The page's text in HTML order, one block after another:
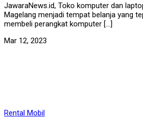
JawaraNews.id, Toko komputer dan
Magelang menjadi tempat belanja yang
membeli perangkat komputer […]
Mar 12, 2023
Rental Mobil